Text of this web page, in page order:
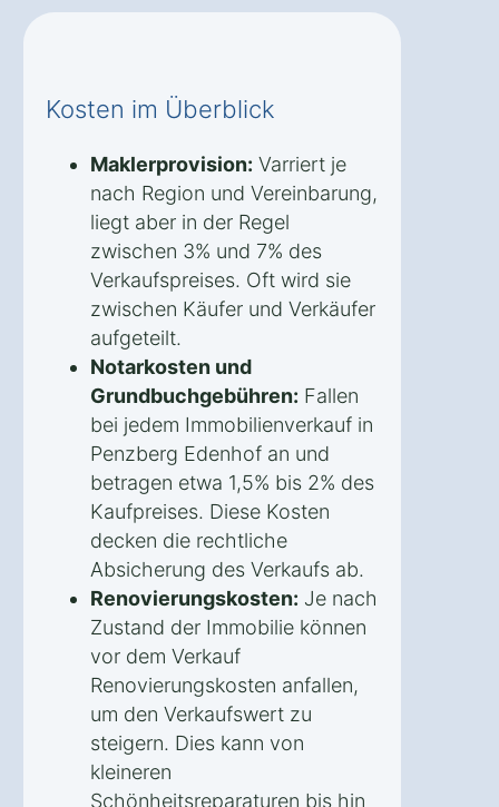
Kosten im Überblick
Maklerprovision: Varriert je
nach Region und Vereinbarung,
liegt aber in der Regel
zwischen 3% und 7% des
Verkaufspreises. Oft wird sie
zwischen Käufer und Verkäufer
aufgeteilt.
Notarkosten und
Grundbuchgebühren: Fallen
bei jedem Immobilienverkauf in
Penzberg Edenhof an und
betragen etwa 1,5% bis 2% des
Kaufpreises. Diese Kosten
decken die rechtliche
Absicherung des Verkaufs ab.
Renovierungskosten: Je nach
Zustand der Immobilie können
vor dem Verkauf
Renovierungskosten anfallen,
um den Verkaufswert zu
steigern. Dies kann von
kleineren
Schönheitsreparaturen bis hin